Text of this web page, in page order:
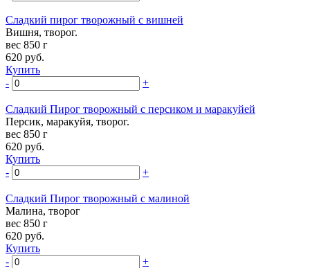
Сладкий пирог творожный с вишней
Вишня, творог.
вес 850 г
620 руб.
Купить
-
+
Сладкий Пирог творожный с персиком и маракуйей
Персик, маракуйя, творог.
вес 850 г
620 руб.
Купить
-
+
Сладкий Пирог творожный с малиной
Малина, творог
вес 850 г
620 руб.
Купить
-
+